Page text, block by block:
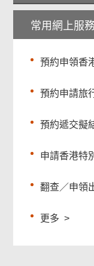
常用網上服
預約申領香
預約申請旅
預約遞交擬
申請香港特
翻查／申領
更多 >